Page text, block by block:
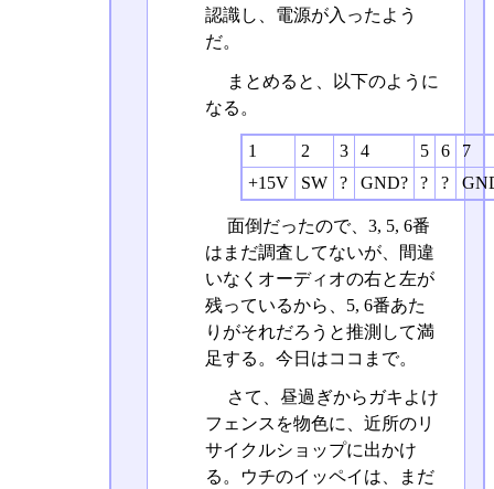
認識し、電源が入ったよう
だ。
まとめると、以下のように
なる。
1 2 3 4 5 6
7
+15V
SW ? GND? ? ?
面倒だったので、3, 5, 6番
はまだ調査してないが、間違
いなくオーディオの右と左が
残っているから、5, 6番あた
りがそれだろうと推測して満
足する。今日はココまで。
さて、昼過ぎからガキよけ
フェンスを物色に、近所のリ
サイクルショップに出かけ
る。ウチのイッペイは、まだ